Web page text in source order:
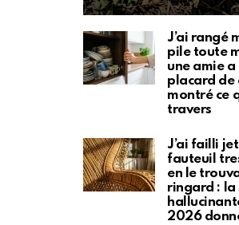
J’ai rangé
pile toute
une amie
placard de
montré ce
travers
J’ai failli
fauteuil
en le
ringard : la
2026